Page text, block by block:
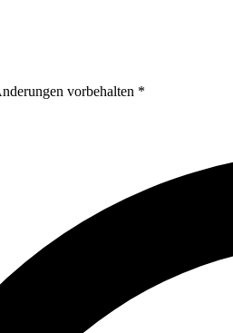
vorbehalten *